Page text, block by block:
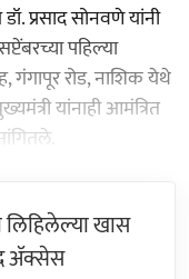
प्रसाद सोनवणे यांनी
पहिल्या
गंगापूर रोड, नाशिक येथे
यांनाही आमंत्रित
खास
ॲक्सेस